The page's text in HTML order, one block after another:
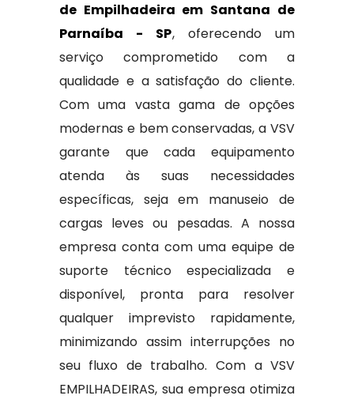
de Empilhadeira em Santana de
Parnaíba - SP, oferecendo um
serviço comprometido com a
qualidade e a satisfação do cliente.
Com uma vasta gama de opções
modernas e bem conservadas, a VSV
garante que cada equipamento
atenda às suas necessidades
específicas, seja em manuseio de
cargas leves ou pesadas. A nossa
empresa conta com uma equipe de
suporte técnico especializada e
disponível, pronta para resolver
qualquer imprevisto rapidamente,
minimizando assim interrupções no
seu fluxo de trabalho. Com a VSV
EMPILHADEIRAS, sua empresa otimiza